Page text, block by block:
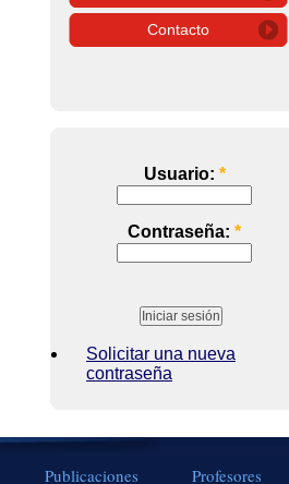
Contacto
Usuario: *
Contraseña: *
Solicitar una nueva
contraseña
Publicaciones Profesores